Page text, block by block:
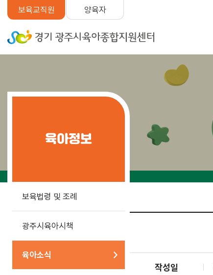
보육교직원 양육자
육아정보
보육법령 및 조례
광주시육아시책
육아소식
작성일